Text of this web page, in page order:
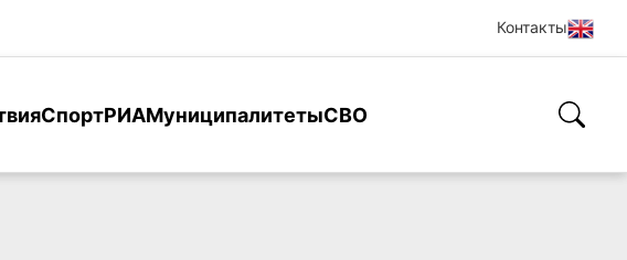
Контакты
СпортРИАМуниципалитетыСВО